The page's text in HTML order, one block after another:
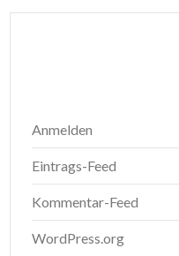
Anmelden
Eintrags-Feed
Kommentar-Feed
WordPress.org